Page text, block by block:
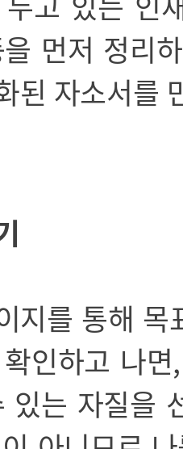
먼저 정리
된 자소서를
지를 통해
인하고 나면
있는 자질을